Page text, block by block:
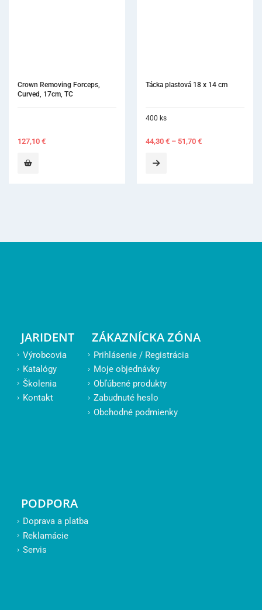
Tácka plastová 18 x 14 cm
400 ks
44,30€– 51,70€
JARIDENT
Výrobcovia
Katalógy
Školenia
Kontakt
ZÁKAZNÍCKA ZÓNA
Prihlásenie / Registrácia
Moje objednávky
Obľúbené produkty
Zabudnuté heslo
Obchodné podmienky
PODPORA
Doprava a platba
Reklamácie
Servis